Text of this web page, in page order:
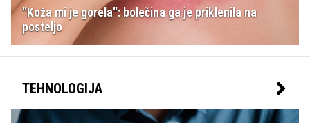
"Koža mi je gorela": bolečina ga je priklenila na
posteljo
TEHNOLOGIJA